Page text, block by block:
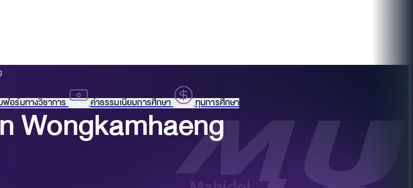
ฟอร์มทางวิชาการ ค่าธรรมเนียมการศึกษา ทุนการศึกษา
Wongkamhaeng